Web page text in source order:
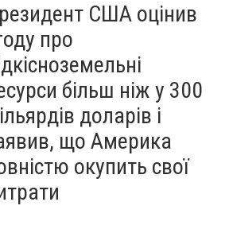
США оцінив
про
більш ніж у 300
доларів і
що Америка
окупить свої